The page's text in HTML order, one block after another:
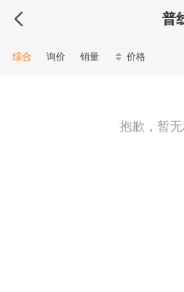
普
综合 询价 销量 价格
抱歉，暂